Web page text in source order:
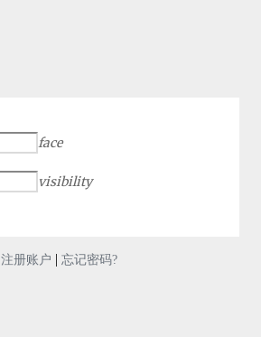
face
visibility
注册账户 | 忘记密码?